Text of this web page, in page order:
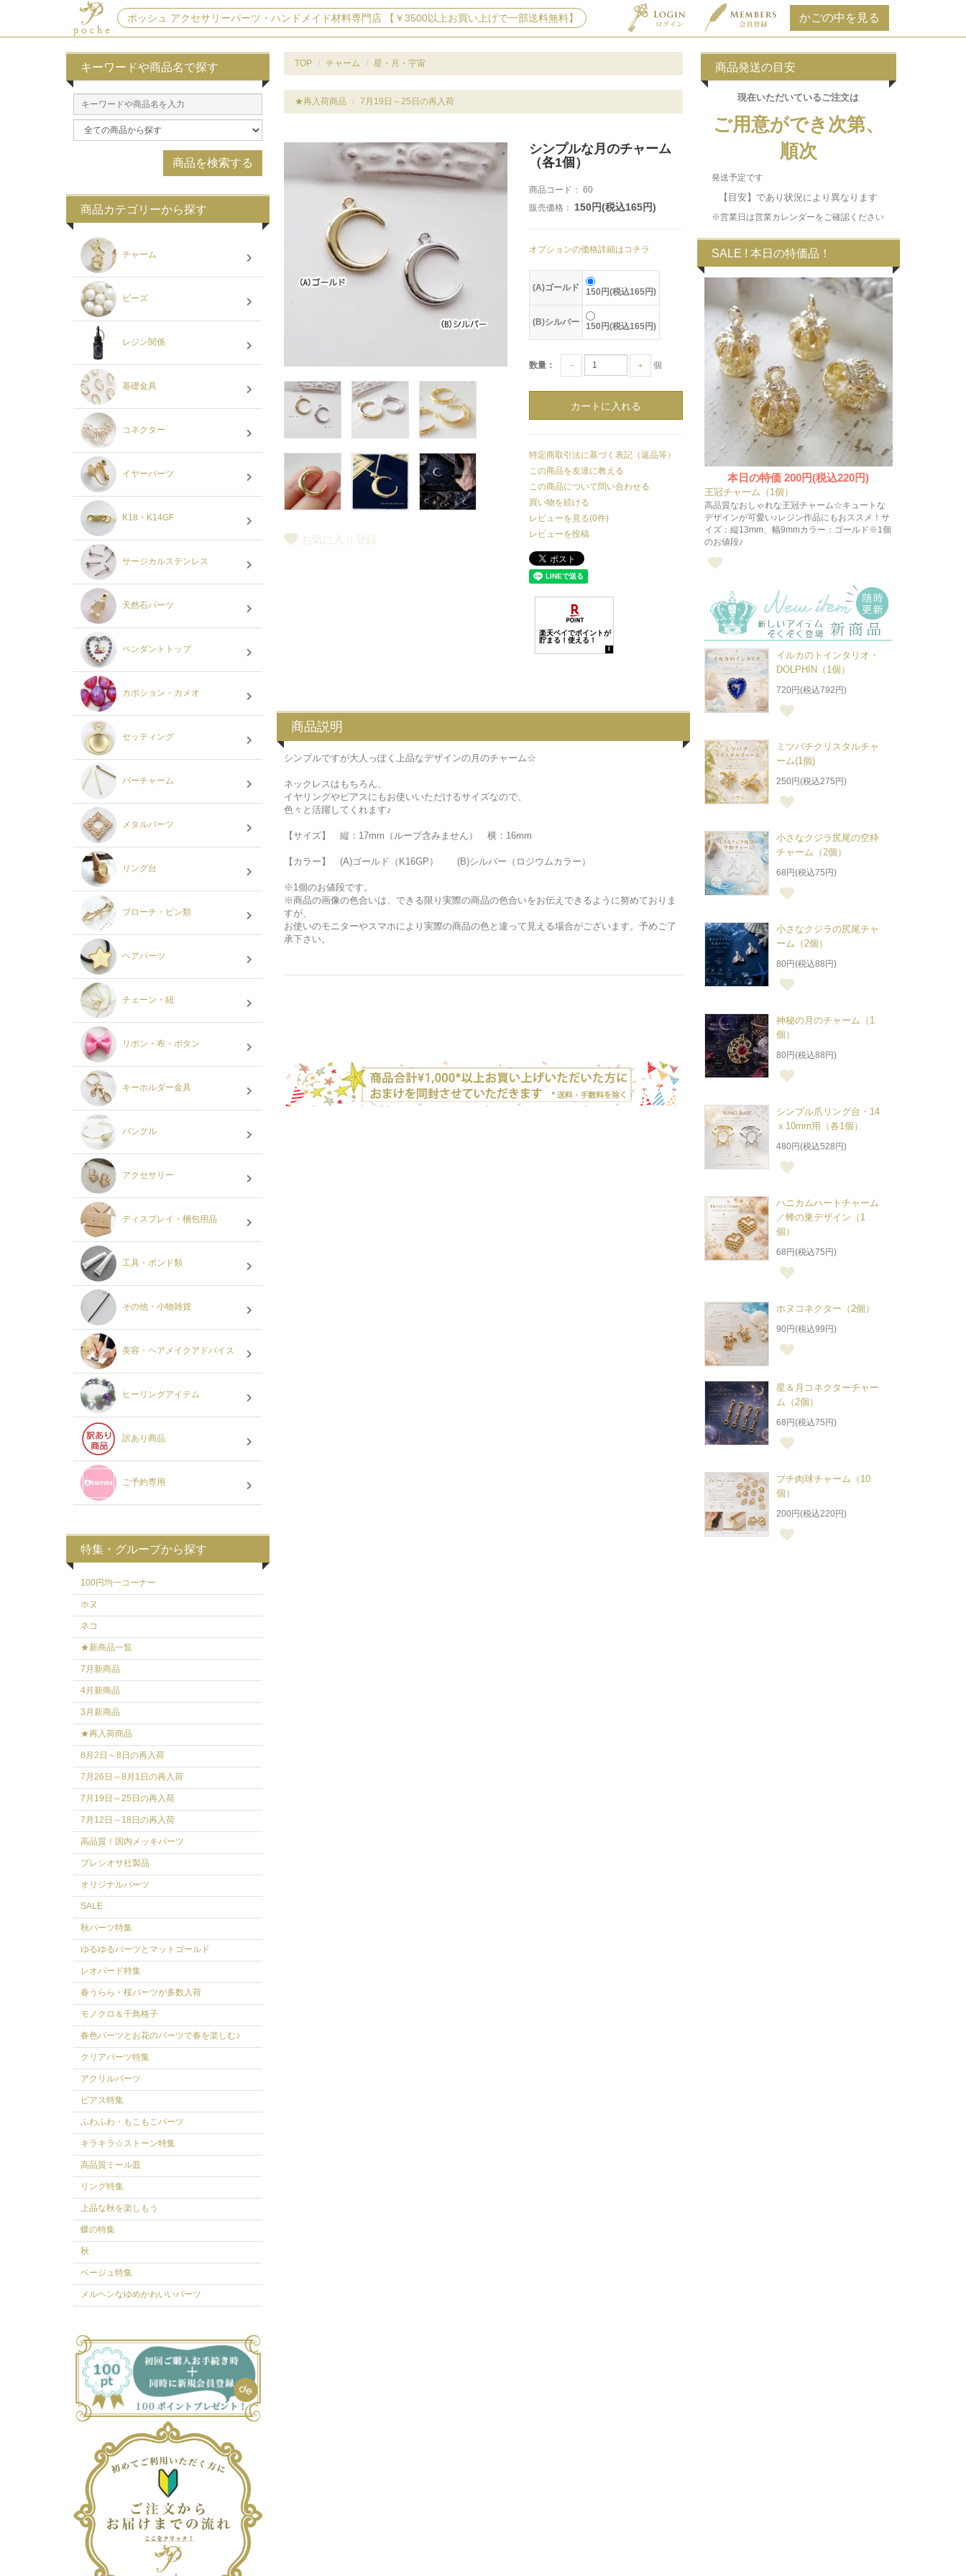
ポッシュ アクセサリーパーツ・ハンドメイド材料専門店 【￥3500以上お買い上げで一部送料無料】
TOP チャーム 星・月・宇宙
★再入荷商品 7月19日～25日の再入荷
お気に入り登録
シンプルな月のチャーム
（各1個）
商品コード： 60
販売価格：
150円(税込165円)
オプションの価格詳細はコチラ
(A)ゴールド 150円(税込165円)
(B)シルバー 150円(税込165円)
数量： － ＋ 個
特定商取引法に基づく表記（返品等）
この商品を友達に教える
この商品について問い合わせる
買い物を続ける
レビューを見る(0件)
レビューを投稿
商品説明
シンプルですが大人っぽく上品なデザインの月のチャーム☆
ネックレスはもちろん、
イヤリングやピアスにもお使いいただけるサイズなので、
色々と活躍してくれます♪
【サイズ】 縦：17mm（ループ含みません） 横：16mm
【カラー】 (A)ゴールド（K16GP） (B)シルバー（ロジウムカラー）
※1個のお値段です。
※商品の画像の色合いは、できる限り実際の商品の色合いをお伝えできるように努めておりま
すが、
お使いのモニターやスマホにより実際の商品の色と違って見える場合がございます。予めご了
承下さい。
キーワードや商品名で探す
商品カテゴリーから探す
チャーム
ビーズ
レジン関係
基礎金具
コネクター
イヤーパーツ
K18・K14GF
サージカルステンレス
天然石パーツ
ペンダントトップ
カボション・カメオ
セッティング
バーチャーム
メタルパーツ
リング台
ブローチ・ピン類
ヘアパーツ
チェーン・紐
リボン・布・ボタン
キーホルダー金具
バングル
アクセサリー
ディスプレイ・梱包用品
工具・ボンド類
その他・小物雑貨
美容・ヘアメイクアドバイス
ヒーリングアイテム
訳あり商品
ご予約専用
特集・グループから探す
100円均一コーナー
ホヌ
ネコ
★新商品一覧
7月新商品
4月新商品
3月新商品
★再入荷商品
8月2日～8日の再入荷
7月26日～8月1日の再入荷
7月19日～25日の再入荷
7月12日～18日の再入荷
高品質！国内メッキパーツ
プレシオサ社製品
オリジナルパーツ
SALE
秋パーツ特集
ゆるゆるパーツとマットゴールド
レオパード特集
春うらら・桜パーツが多数入荷
モノクロ＆千鳥格子
春色パーツとお花のパーツで春を楽しむ♪
クリアパーツ特集
アクリルパーツ
ピアス特集
ふわふわ・もこもこパーツ
キラキラ☆ストーン特集
高品質ミール皿
リング特集
上品な秋を楽しもう
蝶の特集
秋
ベージュ特集
メルヘンなゆめかわいいパーツ
商品発送の目安
現在いただいているご注文は
ご用意ができ次第、
順次
発送予定です
【目安】であり状況により異なります
※営業日は営業カレンダーをご確認ください
SALE ! 本日の特価品！
本日の特価200円(税込220円)
王冠チャーム（1個）
高品質なおしゃれな王冠チャーム☆キュートな
デザインが可愛い♪レジン作品にもおススメ！サ
イズ：縦13mm、幅9mmカラー：ゴールド※1個
のお値段♪
イルカのトインタリオ・
DOLPHIN（1個）
720円(税込792円)
ミツバチクリスタルチャ
ーム(1個)
250円(税込275円)
小さなクジラ尻尾の空枠
チャーム（2個）
68円(税込75円)
小さなクジラの尻尾チャ
ーム（2個）
80円(税込88円)
神秘の月のチャーム（1
個）
80円(税込88円)
シンプル爪リング台・14
ｘ10mm用（各1個）
480円(税込528円)
ハニカムハートチャーム
／蜂の巣デザイン（1
個）
68円(税込75円)
ホヌコネクター（2個）
90円(税込99円)
星＆月コネクターチャー
ム（2個）
68円(税込75円)
プチ肉球チャーム（10
個）
200円(税込220円)